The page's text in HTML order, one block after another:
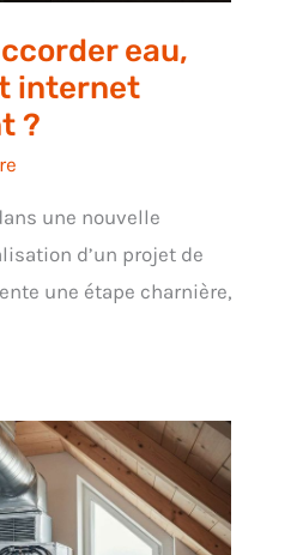
eau,
internet
?
une nouvelle
d’un projet de
une étape charnière,